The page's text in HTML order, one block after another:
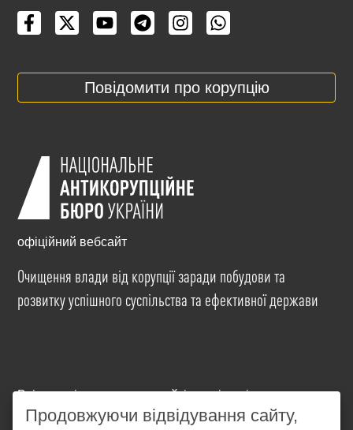
Повідомити про корупцію
офіційний вебсайт
Очищення влади від корупції заради побудови та
розвитку успішного суспільства та ефективної держави
Всі матеріали на цьому сайті розміщені на умовах
ліцензіїCreative Commons Attribution-NonCommercial-
Продовжуючи відвідування сайту,